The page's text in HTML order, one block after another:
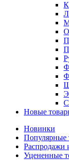
Новые
Новинки
Популярные
Распродажи
Уцененные